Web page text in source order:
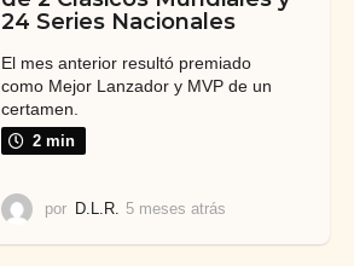
24 Series Nacionales
El mes anterior resultó premiado
como Mejor Lanzador y MVP de un
certamen.
2 min
por D.L.R. 5 meses atrás